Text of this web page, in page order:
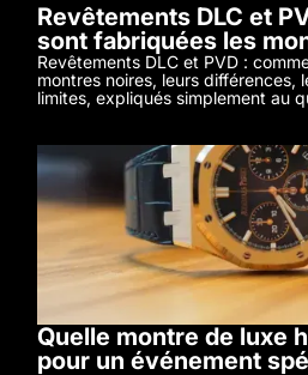
Revêtements DLC et
sont fabriquées les
Revêtements DLC et PVD :
montres noires, leurs différences,
limites, expliqués simplement au
Quelle montre de luxe
pour un événement